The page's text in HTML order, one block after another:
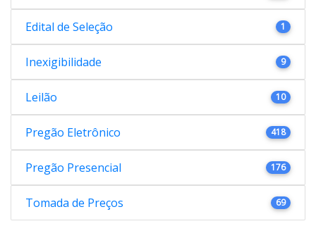
Edital de Seleção 1
Inexigibilidade 9
Leilão 10
Pregão Eletrônico 418
Pregão Presencial 176
Tomada de Preços 69